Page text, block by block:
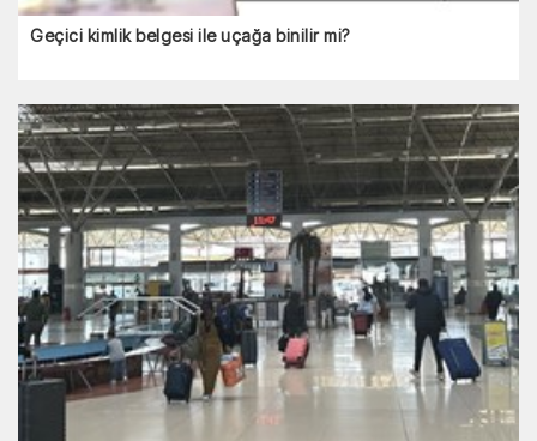
Geçici kimlik belgesi ile uçağa binilir mi?